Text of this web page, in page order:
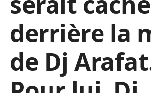
derrière la
de Dj